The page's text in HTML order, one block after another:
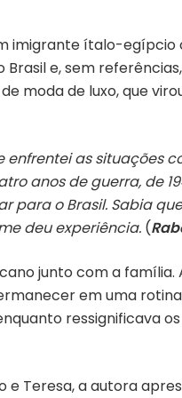
imigrante ítalo-egípcio
e, sem
moda de luxo, que
enfrentei as situações
anos de guerra, de
para o Brasil. Sabia
deu experiência. (
junto com a família.
em uma
ressignificava
e Teresa, a autora